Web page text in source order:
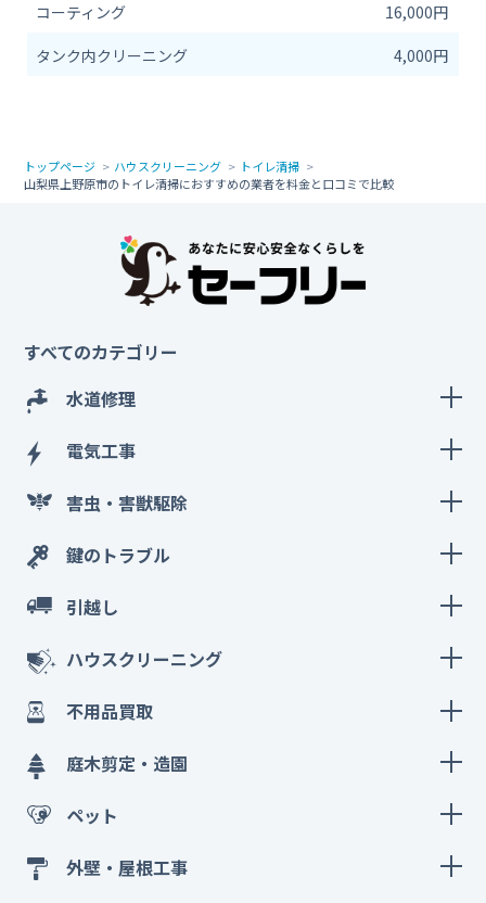
コーティング
16,000円
タンク内クリーニング
4,000円
トップページ ハウスクリーニング
トイレ清掃
山梨県上野原市のトイレ清掃におすすめの業者を料金と口コミで比較
すべてのカテゴリー
水道修理
電気工事
害虫・害獣駆除
鍵のトラブル
引越し
ハウスクリーニング
不用品買取
庭木剪定・造園
ペット
外壁・屋根工事